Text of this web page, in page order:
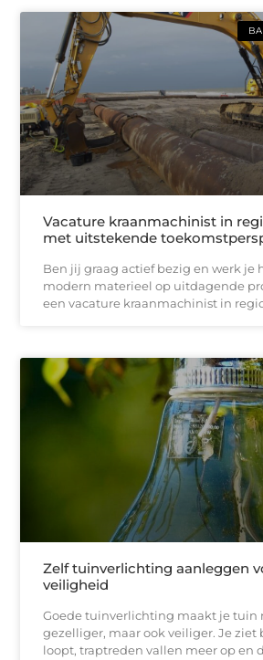
Vacature kraanmachinist in
met uitstekende
Ben jij graag actief bezig en werk je
modern materieel op uitdagende
een vacature kraanmachinist in
Zelf tuinverlichting aanleggen
veiligheid
Goede tuinverlichting maakt je tuin
gezelliger, maar ook veiliger. Je ziet
loopt, traptreden vallen meer op en